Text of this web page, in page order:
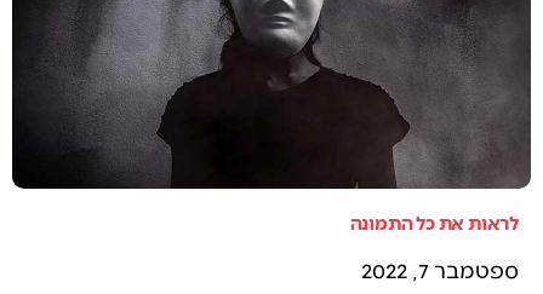
לראות את כל התמונה
ספטמבר 7, 2022